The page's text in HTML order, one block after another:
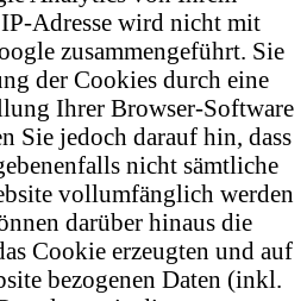
Adresse wird nicht mit
zusammengeführt. Sie
der Cookies durch eine
Ihrer Browser-Software
Sie jedoch darauf hin, dass
nicht sämtliche
vollumfänglich werden
darüber hinaus die
Cookie erzeugten und auf
bezogenen Daten (inkl.